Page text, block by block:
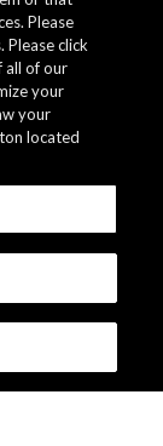
Please
Please click
all of our
your
your
located